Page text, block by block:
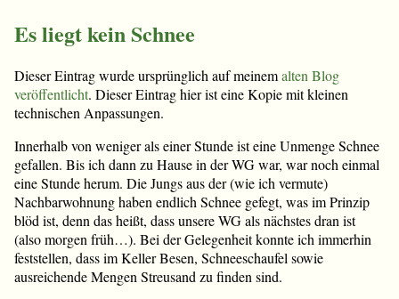
Es liegt kein Schnee
Dieser Eintrag wurde ursprünglich auf meinemalten Blog
veröffentlicht. Dieser Eintrag hier ist eine Kopie mit kleinen
technischen Anpassungen.
Innerhalb von weniger als einer Stunde ist eine Unmenge Schnee
gefallen. Bis ich dann zu Hause in der WG war, war noch einmal
eine Stunde herum. Die Jungs aus der (wie ich vermute)
Nachbarwohnung haben endlich Schnee gefegt, was im Prinzip
blöd ist, denn das heißt, dass unsere WG als nächstes dran ist
(also morgen früh…). Bei der Gelegenheit konnte ich immerhin
feststellen, dass im Keller Besen, Schneeschaufel sowie
ausreichende Mengen Streusand zu finden sind.